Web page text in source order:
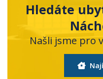
Hledáte
Našli jsme pro